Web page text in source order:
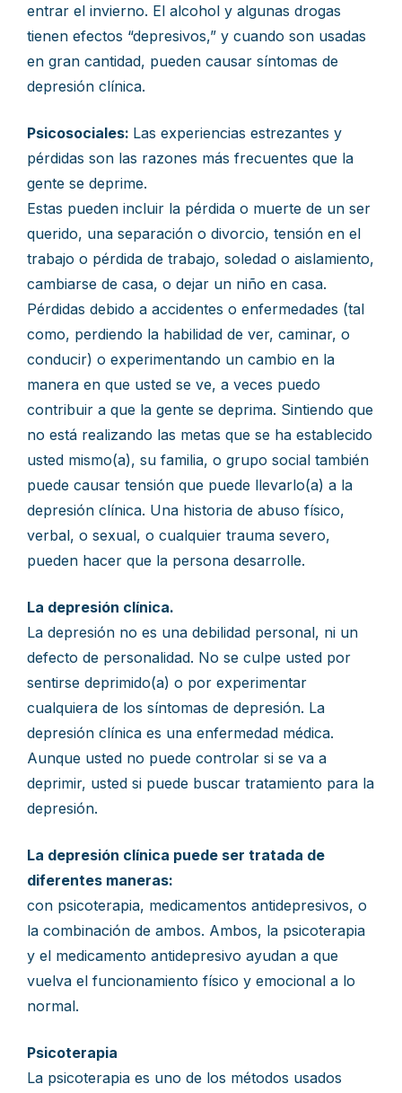
entrar el invierno. El alcohol y algunas drogas
tienen efectos “depresivos,” y cuando son usadas
en gran cantidad, pueden causar síntomas de
depresión clínica.
Psicosociales: Las experiencias estrezantes y
pérdidas son las razones más frecuentes que la
gente se deprime.
Estas pueden incluir la pérdida o muerte de un ser
querido, una separación o divorcio, tensión en el
trabajo o pérdida de trabajo, soledad o aislamiento,
cambiarse de casa, o dejar un niño en casa.
Pérdidas debido a accidentes o enfermedades (tal
como, perdiendo la habilidad de ver, caminar, o
conducir) o experimentando un cambio en la
manera en que usted se ve, a veces puedo
contribuir a que la gente se deprima. Sintiendo que
no está realizando las metas que se ha establecido
usted mismo(a), su familia, o grupo social también
puede causar tensión que puede llevarlo(a) a la
depresión clínica. Una historia de abuso físico,
verbal, o sexual, o cualquier trauma severo,
pueden hacer que la persona desarrolle.
La depresión clínica.
La depresión no es una debilidad personal, ni un
defecto de personalidad. No se culpe usted por
sentirse deprimido(a) o por experimentar
cualquiera de los síntomas de depresión. La
depresión clínica es una enfermedad médica.
Aunque usted no puede controlar si se va a
deprimir, usted si puede buscar tratamiento para la
depresión.
La depresión clínica puede ser tratada de
diferentes maneras:
con psicoterapia, medicamentos antidepresivos, o
la combinación de ambos. Ambos, la psicoterapia
y el medicamento antidepresivo ayudan a que
vuelva el funcionamiento físico y emocional a lo
normal.
Psicoterapia
La psicoterapia es uno de los métodos usados